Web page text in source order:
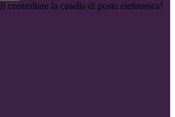
controllare la casella di posta elettronica!